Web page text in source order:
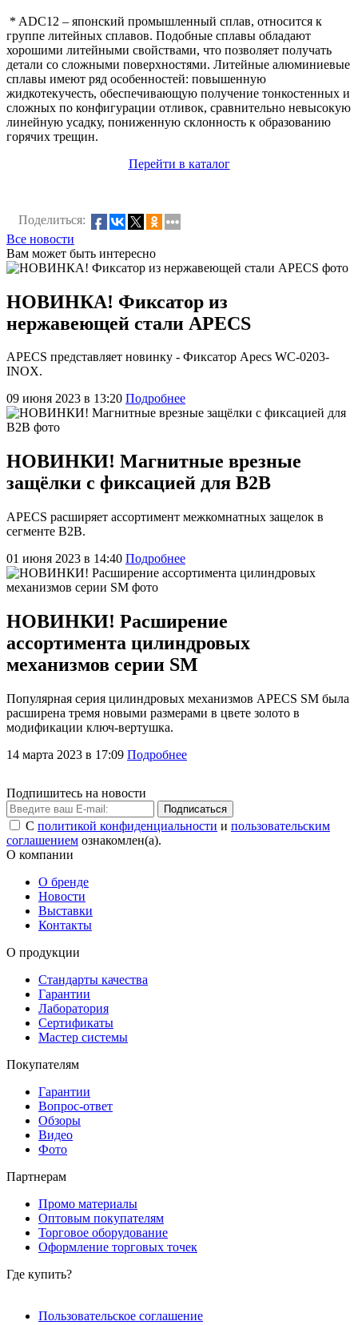
* ADC12 – японский промышленный сплав, относится к
группе литейных сплавов. Подобные сплавы обладают
хорошими литейными свойствами, что позволяет получать
детали со сложными поверхностями. Литейные алюминиевые
сплавы имеют ряд особенностей: повышенную
жидкотекучесть, обеспечивающую получение тонкостенных и
сложных по конфигурации отливок, сравнительно невысокую
линейную усадку, пониженную склонность к образованию
горячих трещин.
Перейти в каталог
Поделиться:
Все новости
Вам может быть интересно
НОВИНКА! Фиксатор из
нержавеющей стали APECS
APECS представляет новинку - Фиксатор Apecs WC-0203-
INOX.
09 июня 2023 в 13:20 Подробнее
НОВИНКИ! Магнитные врезные
защёлки с фиксацией для B2B
APECS расширяет ассортимент межкомнатных защелок в
сегменте В2В.
01 июня 2023 в 14:40 Подробнее
НОВИНКИ! Расширение
ассортимента цилиндровых
механизмов серии SM
Популярная серия цилиндровых механизмов APECS SM была
расширена тремя новыми размерами в цвете золото в
модификации ключ-вертушка.
14 марта 2023 в 17:09 Подробнее
Подпишитесь на новости
Подписаться
С политикой конфиденциальности и пользовательским
соглашением ознакомлен(а).
О компании
О бренде
Новости
Выставки
Контакты
О продукции
Стандарты качества
Гарантии
Лаборатория
Сертификаты
Мастер системы
Покупателям
Гарантии
Вопрос-ответ
Обзоры
Видео
Фото
Партнерам
Промо материалы
Оптовым покупателям
Торговое оборудование
Оформление торговых точек
Где купить?
Пользовательское соглашение